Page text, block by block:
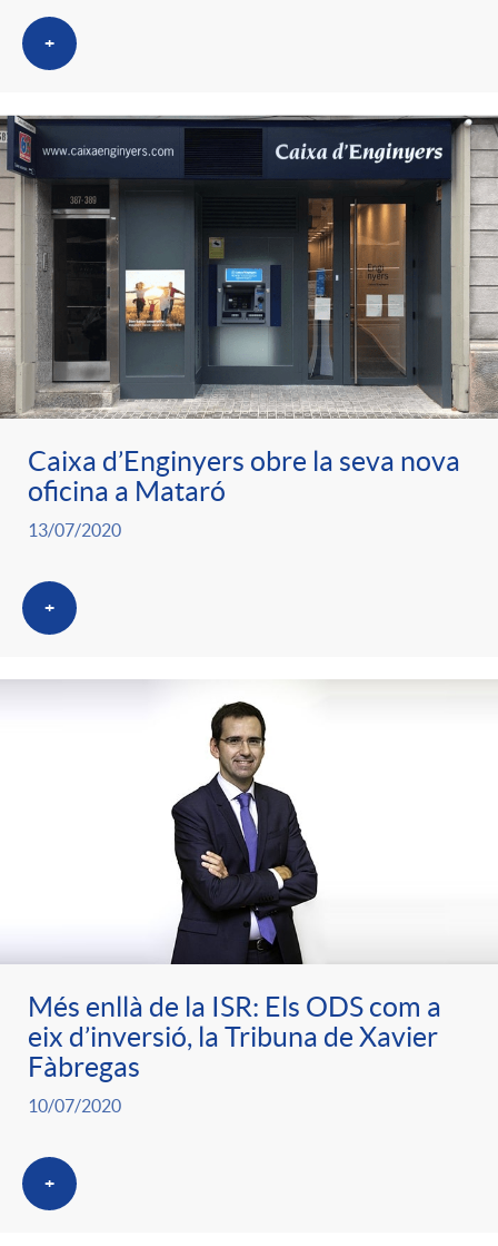
+
Caixa d’Enginyers obre la seva nova
oficina a Mataró
13/07/2020
+
Més enllà de la ISR: Els ODS com a
eix d’inversió, la Tribuna de Xavier
Fàbregas
10/07/2020
+